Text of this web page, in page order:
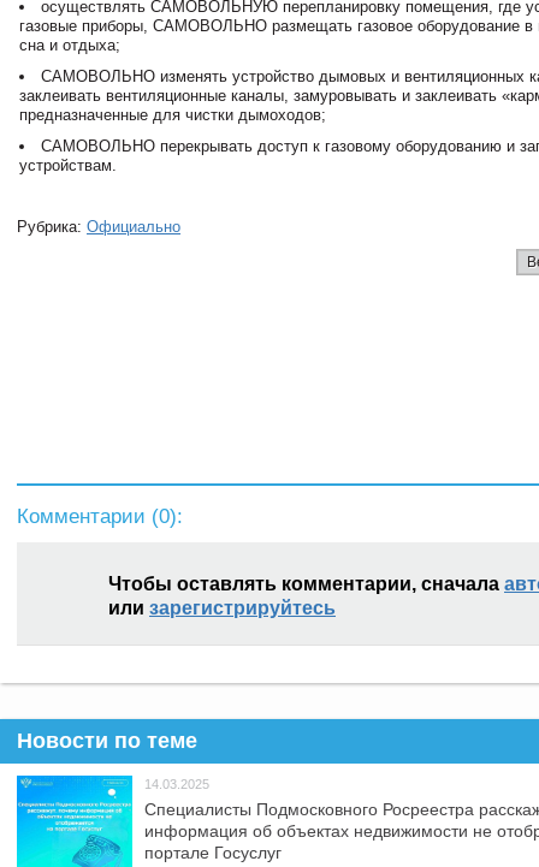
осуществлять САМОВОЛЬНУЮ перепланировку помещения, где
газовые приборы, САМОВОЛЬНО размещать газовое оборудование
сна и отдыха;
САМОВОЛЬНО изменять устройство дымовых и вентиляционных
заклеивать вентиляционные каналы, замуровывать и заклеивать
предназначенные для чистки дымоходов;
САМОВОЛЬНО перекрывать доступ к газовому оборудованию и
устройствам.
Рубрика: Официально
Комментарии (0):
Чтобы оставлять комментарии, сначала
или зарегистрируйтесь
Новости по теме
14.03.2025
Специалисты Подмосковного Росреестра
информация об объектах недвижимости не
портале Госуслуг